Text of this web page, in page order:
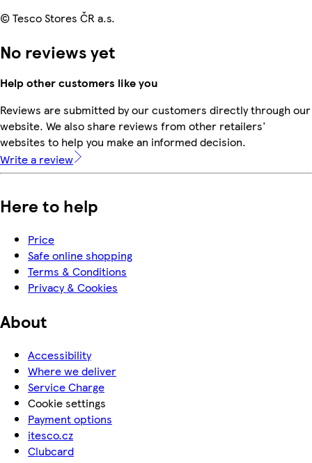
© Tesco Stores ČR a.s.
No reviews yet
Help other customers like you
Reviews are submitted by our customers directly through our
website. We also share reviews from other retailers'
websites to help you make an informed decision.
Write a review
Here to help
Price
Safe online shopping
Terms & Conditions
Privacy & Cookies
About
Accessibility
Where we deliver
Service Charge
Cookie settings
Payment options
itesco.cz
Clubcard